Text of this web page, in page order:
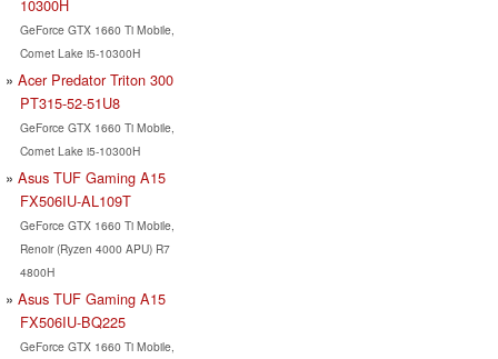
10300H
GeForce GTX 1660 Ti Mobile,
Comet Lake i5-10300H
Acer Predator Triton 300
PT315-52-51U8
GeForce GTX 1660 Ti Mobile,
Comet Lake i5-10300H
Asus TUF Gaming A15
FX506IU-AL109T
GeForce GTX 1660 Ti Mobile,
Renoir (Ryzen 4000 APU) R7
4800H
Asus TUF Gaming A15
FX506IU-BQ225
GeForce GTX 1660 Ti Mobile,